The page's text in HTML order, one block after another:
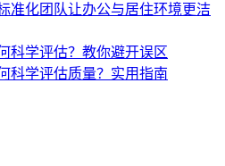
准化团队让办公与居住环境更洁
科学评估？教你避开误区
科学评估质量？实用指南